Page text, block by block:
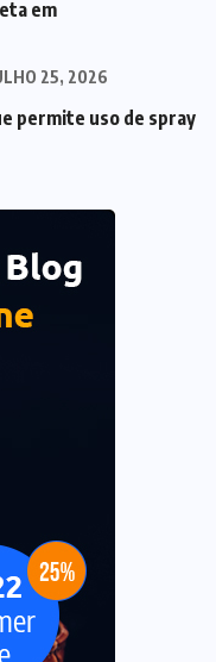
em
25, 2026
permite uso de spray